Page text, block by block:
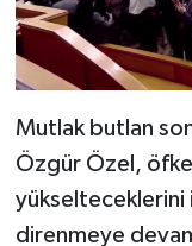
Mutlak butlan
Özgür Özel,
yükselteceklerini
direnmeye